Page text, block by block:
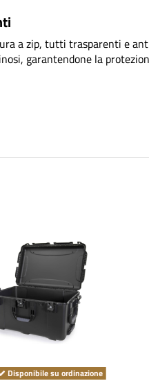
a zip, tutti trasparenti e
garantendone la
Disponibile su ordinazione